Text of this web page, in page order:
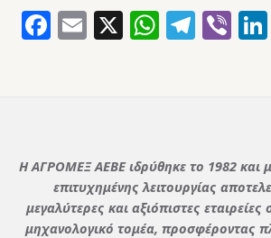
Facebook
Email
X
Η ΑΓΡΟΜΕΞ ΑΕΒΕ ιδρύθηκε το 1982 και
επιτυχημένης λειτουργίας
μεγαλύτερες και αξιόπιστες εταιρείες
μηχανολογικό τομέα, προσφέροντας